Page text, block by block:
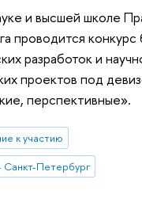
и высшей школе
проводится
разработок и
проектов под
перспективные».
к участию
Петербург